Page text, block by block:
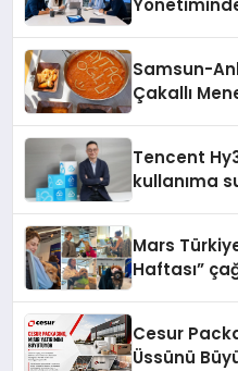
Samsun-
Çakallı
Tencent
kullanıma
Mars
Haftası”
Cesur
Üssünü